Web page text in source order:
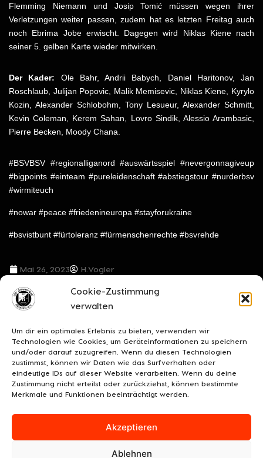
Cookie-Zustimmung
verwalten
Um dir ein optimales Erlebnis zu bieten, verwenden wir
Technologien wie Cookies, um Geräteinformationen zu speichern
und/oder darauf zuzugreifen. Wenn du diesen Technologien
zustimmst, können wir Daten wie das Surfverhalten oder
eindeutige IDs auf dieser Website verarbeiten. Wenn du deine
Zustimmung nicht erteilst oder zurückziehst, können bestimmte
Merkmale und Funktionen beeinträchtigt werden.
Akzeptieren
Ablehnen
Flemming Niemann und Josip Tomić müssen wegen ihrer
Verletzungen weiter passen, zudem hat es letzten Freitag auch
noch Ebrima Jobe erwischt. Dagegen wird Niklas Kiene nach
seiner 5. gelben Karte wieder mitwirken.
Der Kader: Ole Bahr, Andrii Babych, Daniel Haritonov, Jan
Roschlaub, Julijan Popovic, Malik Memisevic, Niklas Kiene, Kyrylo
Kozin, Alexander Schlobohm, Tony Lesueur, Alexander Schmitt,
Kevin Coleman, Kerem Sahan, Lovro Sindik, Alessio Arambasic,
Pierre Becken, Moody Chana.
#BSVBSV #regionalliganord #auswärtsspiel #nevergonnagiveup
#bigpoints #einteam #pureleidenschaft #abstiegstour #nurderbsv
#wirmiteuch
#nowar #peace #friedenineuropa #stayforukraine
#bsvistbunt #fürtoleranz #fürmenschenrechte #bsvrehde
Mai 26, 2023 H.Vogler
VORIGER BEITRAG NÄCHSTER BEITRAG
UNSERE SPONSOREN KONTAKT